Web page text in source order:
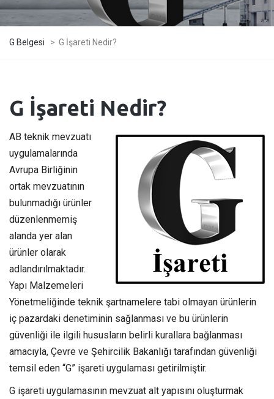
G Belgesi > G İşareti Nedir?
G İşareti Nedir?
AB teknik mevzuatı
uygulamalarında
Avrupa Birliğinin
ortak mevzuatının
bulunmadığı ürünler
düzenlenmemiş
alanda yer alan
ürünler olarak
adlandırılmaktadır.
Yapı Malzemeleri
Yönetmeliğinde teknik şartnamelere tabi olmayan ürünlerin
iç pazardaki denetiminin sağlanması ve bu ürünlerin
güvenliği ile ilgili hususların belirli kurallara bağlanması
amacıyla, Çevre ve Şehircilik Bakanlığı tarafından güvenliği
temsil eden “G” işareti uygulaması getirilmiştir.
G işareti uygulamasının mevzuat alt yapısını oluşturmak